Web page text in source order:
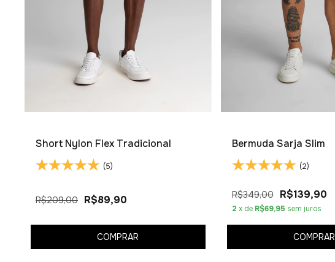
Short Nylon Flex Tradicional
(5)
R$209,00 R$89,90
COMPRAR
Bermuda Sarja Slim
(2)
R$349,00 R$139,90
2 x de R$69,95 sem juros
COMPRAR